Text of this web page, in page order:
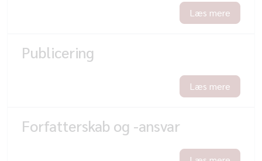
Læs mere
Publicering
Læs mere
Forfatterskab og -ansvar